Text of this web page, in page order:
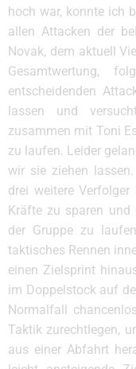
hoch war, konnte ich
allen Attacken der
Novak, dem aktuell
Gesamtwertung,
entscheidenden
lassen und
zusammen mit Toni
zu laufen. Leider
wir sie ziehen
drei weitere
Kräfte zu sparen und
der Gruppe zu
taktisches Rennen
einen Zielsprint
im Doppelstock auf
Normalfall
Taktik zurechtlegen,
aus einer Abfahrt